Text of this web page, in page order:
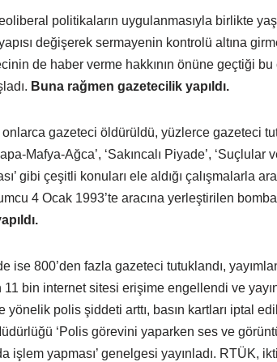
politikaların uygulanmasıyla birlikte
değişerek sermayenin kontrolü altına
de haber verme hakkının önüne geçtiği
Buna rağmen gazetecilik yapıldı.
onlarca gazeteci öldürüldü, yüzlerce gazeteci
Mafya-Ağca’, ‘Sakıncalı Piyade’, ‘Suçlular
gibi çeşitli konuları ele aldığı çalışmalarla
4 Ocak 1993’te aracına yerleştirilen
ise 800’den fazla gazeteci tutuklandı,
11 bin internet sitesi erişime engellendi ve
yönelik polis şiddeti arttı, basın kartları iptal
‘Polis görevini yaparken ses ve
işlem yapması’ genelgesi yayınladı. RTÜK,